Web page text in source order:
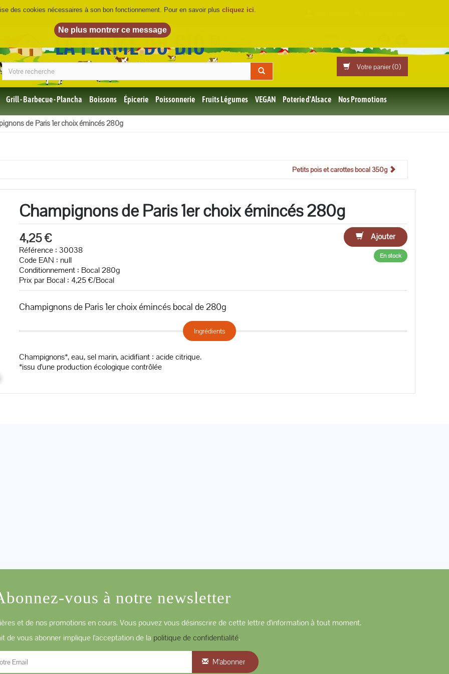
LA FERME DU BIO
Votre panier (0)
Grill - Barbecue - Plancha Boissons Épicerie Poissonnerie Fruits Légumes VEGAN Poterie d'Alsace Nos Promotions
de Paris 1er choix émincés 280g
Petits pois et carottes bocal 350g
Champignons de Paris 1er choix émincés 280g
4,25 €
Ajouter
Référence : 30038
Code EAN : null
Conditionnement : Bocal 280g
Prix par Bocal : 4,25 €/Bocal
En stock
Champignons de Paris 1er choix émincés bocal de 280g
Ingrédients
Champignons*, eau, sel marin, acidifiant : acide citrique.
*issu d'une production écologique contrôlée
vous à notre newsletter
et de nos promotions en cours. Vous pouvez vous désinscrire de cette lettre d'information à tout moment.
de vous abonner implique l'acceptation de la politique de confidentialité.
M'abonner
des cookies nécessaires à son bon fonctionnement. Pour en savoir plus cliquez ici.